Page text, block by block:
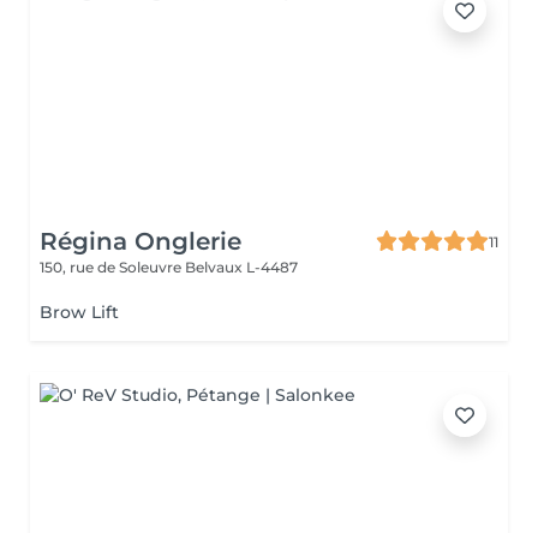
Régina Onglerie
11
150, rue de Soleuvre Belvaux L-4487
Brow Lift